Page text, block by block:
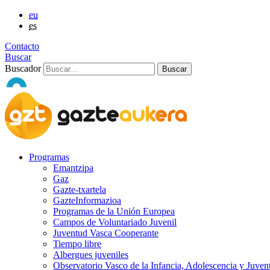
eu
es
Contacto
Buscar
Buscador
Programas
Emantzipa
Gaz
Gazte-txartela
GazteInformazioa
Programas de la Unión Europea
Campos de Voluntariado Juvenil
Juventud Vasca Cooperante
Tiempo libre
Albergues juveniles
Observatorio Vasco de la Infancia, Adolescencia y